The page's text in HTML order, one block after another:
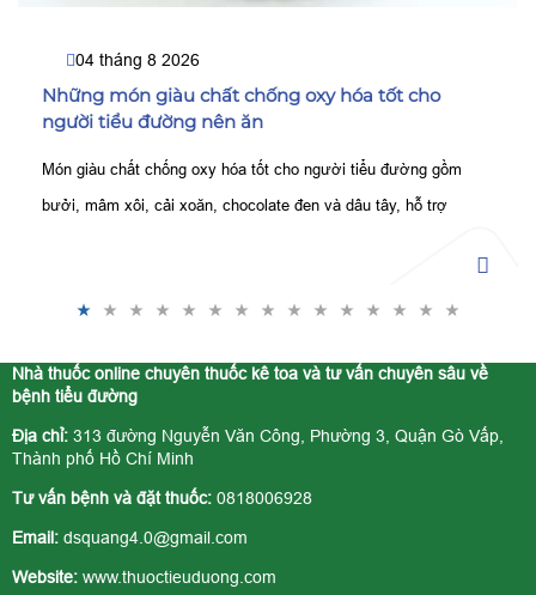
04 tháng 8 2026
Những món giàu chất chống oxy hóa tốt cho
người tiểu đường nên ăn
Món giàu chất chống oxy hóa tốt cho người tiểu đường gồm
bưởi, mâm xôi, cải xoăn, chocolate đen và dâu tây, hỗ trợ
Nhà thuốc online chuyên thuốc kê toa và tư vấn chuyên sâu về
bệnh tiểu đường
Địa chỉ: 313 đường Nguyễn Văn Công, Phường 3, Quận Gò Vấp,
Thành phố Hồ Chí Minh
Tư vấn bệnh và đặt thuốc: 0818006928
Email: dsquang4.0@gmail.com
Website: www.thuoctieuduong.com